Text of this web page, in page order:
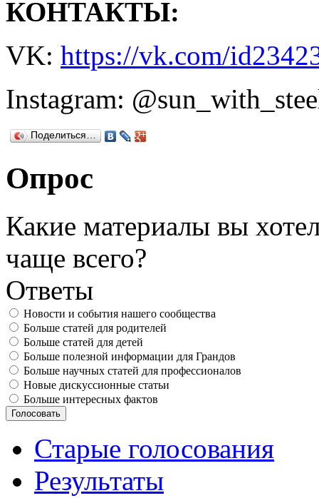
КОНТАКТЫ:
VK: https://vk.com/
Instagram:
Поделиться…
Опрос
Какие материалы вы
чаще всего?
Ответы
Новости и события нашего сообщества
Больше статей для родителей
Больше статей для детей
Больше полезной информации для Грандов
Больше научных статей для профессионалов
Новые дискуссионные статьи
Больше интересных фактов
Старые голосования
Результаты